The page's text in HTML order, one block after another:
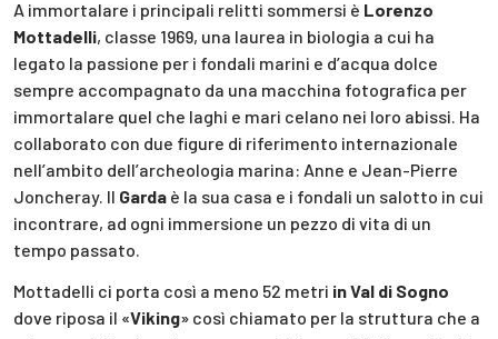
A immortalare i principali relitti sommersi è Lorenzo
Mottadelli, classe 1969, una laurea in biologia a cui ha
legato la passione per i fondali marini e d’acqua dolce
sempre accompagnato da una macchina fotografica per
immortalare quel che laghi e mari celano nei loro abissi. Ha
collaborato con due figure di riferimento internazionale
nell’ambito dell’archeologia marina: Anne e Jean-Pierre
Joncheray. Il Garda è la sua casa e i fondali un salotto in cui
incontrare, ad ogni immersione un pezzo di vita di un
tempo passato.
Mottadelli ci porta così a meno 52 metri in Val di Sogno
dove riposa il «Viking» così chiamato per la struttura che a